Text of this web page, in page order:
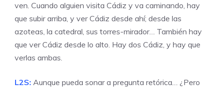
ven. Cuando alguien visita Cádiz y va caminando, hay
que subir arriba, y ver Cádiz desde ahí; desde las
azoteas, la catedral, sus torres-mirador… También hay
que ver Cádiz desde lo alto. Hay dos Cádiz, y hay que
verlas ambas.
L2S: Aunque pueda sonar a pregunta retórica… ¿Pero